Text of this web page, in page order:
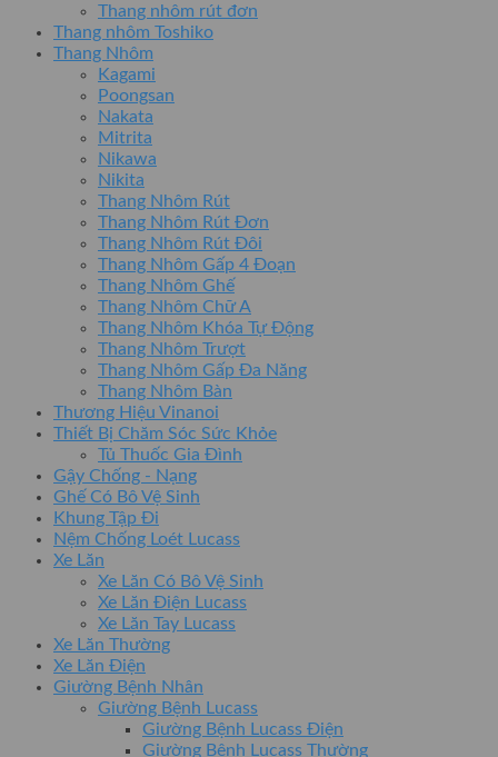
Thang nhôm rút đơn
Thang nhôm Toshiko
Thang Nhôm
Kagami
Poongsan
Nakata
Mitrita
Nikawa
Nikita
Thang Nhôm Rút
Thang Nhôm Rút Đơn
Thang Nhôm Rút Đôi
Thang Nhôm Gấp 4 Đoạn
Thang Nhôm Ghế
Thang Nhôm Chữ A
Thang Nhôm Khóa Tự Động
Thang Nhôm Trượt
Thang Nhôm Gấp Đa Năng
Thang Nhôm Bàn
Thương Hiệu Vinanoi
Thiết Bị Chăm Sóc Sức Khỏe
Tủ Thuốc Gia Đình
Gậy Chống - Nạng
Ghế Có Bô Vệ Sinh
Khung Tập Đi
Nệm Chống Loét Lucass
Xe Lăn
Xe Lăn Có Bô Vệ Sinh
Xe Lăn Điện Lucass
Xe Lăn Tay Lucass
Xe Lăn Thường
Xe Lăn Điện
Giường Bệnh Nhân
Giường Bệnh Lucass
Giường Bệnh Lucass Điện
Giường Bệnh Lucass Thường